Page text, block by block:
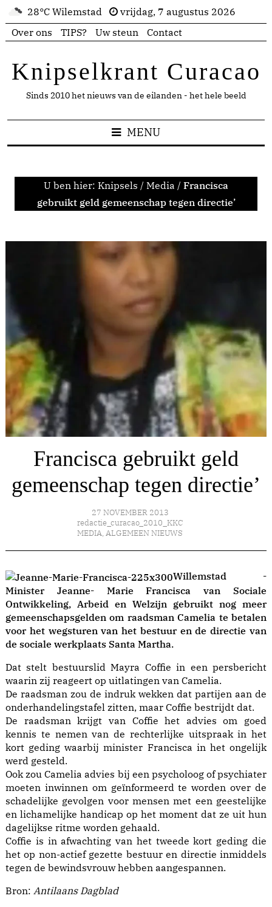
28°C Wilemstad
vrijdag, 7 augustus 2026
Over ons
TIPS? Uw steun Contact
Knipselkrant Curacao
Sinds 2010 het nieuws van de eilanden - het hele beeld
MENU
U ben hier: Knipsels / Media / Francisca
gebruikt geld gemeenschap tegen directie’
Francisca gebruikt geld
gemeenschap tegen directie’
27 NOVEMBER 2013
redactie_curacao_2010_KKC
MEDIA, ALGEMEEN NIEUWS
Willemstad -
Minister Jeanne- Marie Francisca van Sociale
Ontwikkeling, Arbeid en Welzijn gebruikt nog meer
gemeenschapsgelden om raadsman Camelia te betalen
voor het wegsturen van het bestuur en de directie van
de sociale werkplaats Santa Martha.
Dat stelt bestuurslid Mayra Coffie in een persbericht
waarin zij reageert op uitlatingen van Camelia.
De raadsman zou de indruk wekken dat partijen aan de
onderhandelingstafel zitten, maar Coffie bestrijdt dat.
De raadsman krijgt van Coffie het advies om goed
kennis te nemen van de rechterlijke uitspraak in het
kort geding waarbij minister Francisca in het ongelijk
werd gesteld.
Ook zou Camelia advies bij een psycholoog of psychiater
moeten inwinnen om geïnformeerd te worden over de
schadelijke gevolgen voor mensen met een geestelijke
en lichamelijke handicap op het moment dat ze uit hun
dagelijkse ritme worden gehaald.
Coffie is in afwachting van het tweede kort geding die
het op non-actief gezette bestuur en directie inmiddels
tegen de bewindsvrouw hebben aangespannen.
Bron: Antilaans Dagblad